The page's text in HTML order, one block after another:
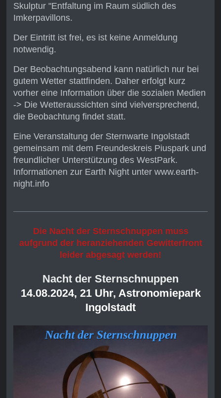
Skulptur "Entfaltung im Raum südlich des
Imkerpavillons.
Der Eintritt ist frei, es ist keine Anmeldung
notwendig.
Der Beobachtungsabend kann natürlich nur bei
gutem Wetter stattfinden. Daher erfolgt kurz
vorher eine Information über die sozialen Medien
-> Die Wetteraussichten sind vielversprechend,
die Beobachtung findet statt.
Eine Veranstaltung der Sternwarte Ingolstadt
gemeinsam mit dem Freundeskreis Piuspark und
freundlicher Unterstützung des WestPark.
Informationen zur Earth Night unter www.earth-
night.info
Die Nacht der Sternschnuppen muss
aufgrund der heranziehenden Gewitterfront
leider abgesagt werden!
Nacht der Sternschnuppen
14.08.2024, 21 Uhr, Astronomiepark
Ingolstadt